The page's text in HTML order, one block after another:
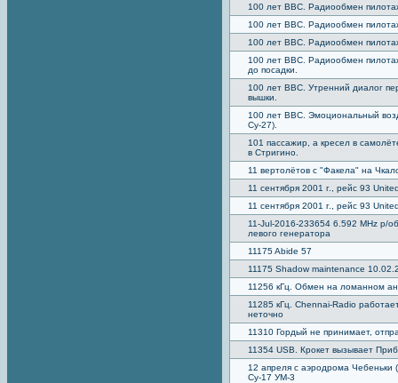
100 лет ВВС. Радиообмен
100 лет ВВС. Радиообмен
100 лет ВВС. Радиообмен
100 лет ВВС. Радиообмен
до посадки.
100 лет ВВС. Утренний диалог
вышки.
100 лет ВВС. Эмоциональный
Су-27).
101 пассажир, а кресел в
в Стригино.
11 вертолётов с "Факела" на
11 сентября 2001 г., рейс 93
11 сентября 2001 г., рейс 93
11-Jul-2016-233654 6.592 MHz р/
левого генератора
11175 Abide 57
11175 Shadow maintenance
11256 кГц. Обмен на ломанном
11285 кГц. Chennai-Radio
неточно
11310 Гордый не принимает,
11354 USB. Крокет вызывает
12 апреля с аэродрома Чебеньки
Су-17 УМ-3